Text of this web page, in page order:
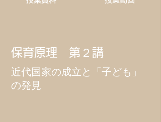
保育原理 第２講
​近代国家の成立と「子ども」
の発見